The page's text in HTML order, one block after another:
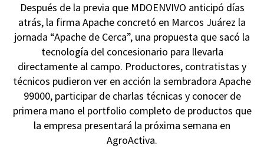
Después de la previa que MDOENVIVO anticipó días
atrás, la firma Apache concretó en Marcos Juárez la
jornada “Apache de Cerca”, una propuesta que sacó la
tecnología del concesionario para llevarla
directamente al campo. Productores, contratistas y
técnicos pudieron ver en acción la sembradora Apache
99000, participar de charlas técnicas y conocer de
primera mano el portfolio completo de productos que
la empresa presentará la próxima semana en
AgroActiva.